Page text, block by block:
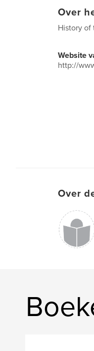
Over
History of
Website
http://
Over